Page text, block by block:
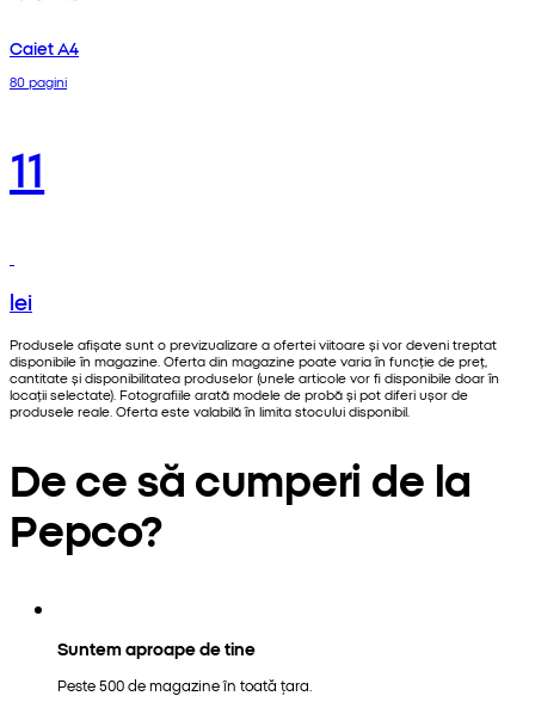
Caiet A4
80 pagini
11
lei
Produsele afișate sunt o previzualizare a ofertei viitoare și vor deveni treptat
disponibile în magazine. Oferta din magazine poate varia în funcție de preț,
cantitate și disponibilitatea produselor (unele articole vor fi disponibile doar în
locații selectate). Fotografiile arată modele de probă și pot diferi ușor de
produsele reale. Oferta este valabilă în limita stocului disponibil.
De ce să cumperi de la
Pepco?
Suntem aproape de tine
Peste 500 de magazine în toată țara.